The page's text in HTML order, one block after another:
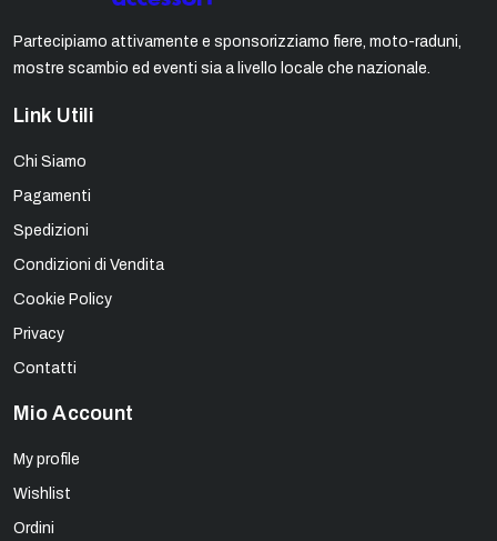
Partecipiamo attivamente e sponsorizziamo fiere, moto-raduni,
mostre scambio ed eventi sia a livello locale che nazionale.
Link Utili
Chi Siamo
Pagamenti
Spedizioni
Condizioni di Vendita
Cookie Policy
Privacy
Contatti
Mio Account
My profile
Wishlist
Ordini